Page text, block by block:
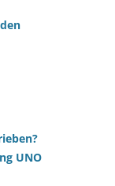
UNO